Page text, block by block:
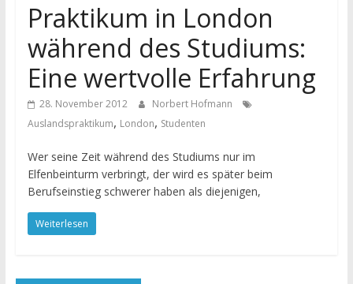
Praktikum in London
während des Studiums:
Eine wertvolle Erfahrung
28. November 2012
Norbert Hofmann
Auslandspraktikum, London, Studenten
Wer seine Zeit während des Studiums nur im
Elfenbeinturm verbringt, der wird es später beim
Berufseinstieg schwerer haben als diejenigen,
Weiterlesen